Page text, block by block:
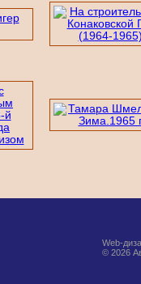
Web-
© 2026